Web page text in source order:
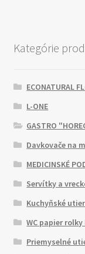
Kategórie
ECONATURAL
L-ONE
GASTRO
Davkovače na
MEDICINSKÉ
Servítky a
Kuchyňské
WC papier rolky
Priemyselné